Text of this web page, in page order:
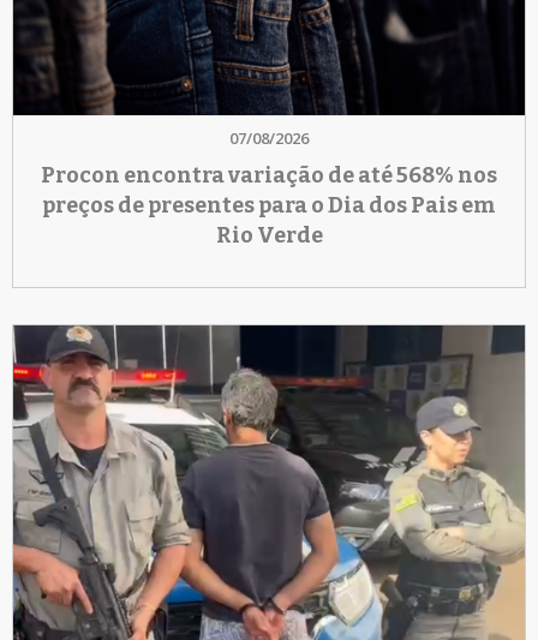
07/08/2026
Procon encontra variação de até 568% nos
preços de presentes para o Dia dos Pais em
Rio Verde